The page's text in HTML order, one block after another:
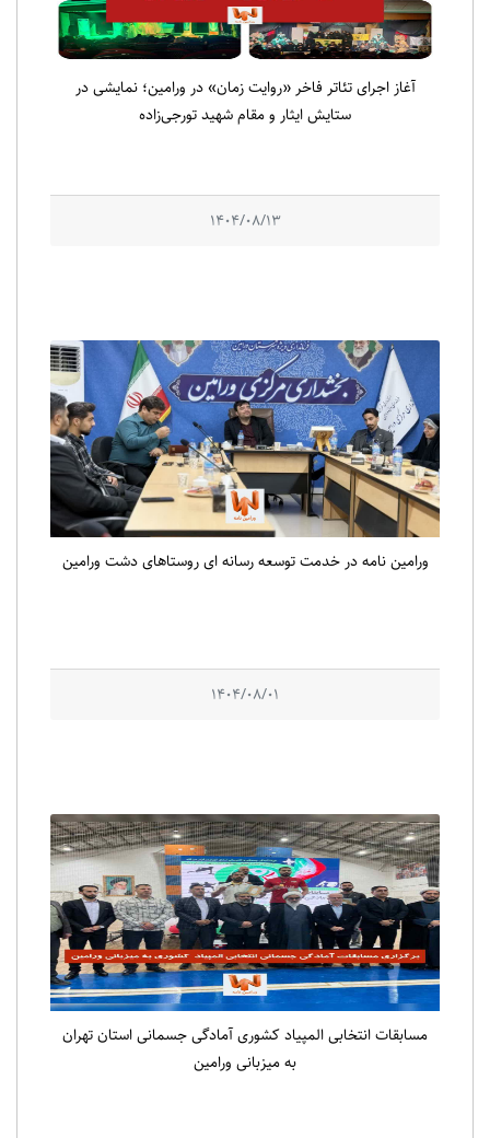
آغاز اجرای تئاتر فاخر «روایت زمان» در ورامین؛ نمایشی در
ستایش ایثار و مقام شهید تورجی‌زاده
1404/08/13
ورامین نامه در خدمت توسعه رسانه ای روستاهای دشت ورامین
1404/08/01
مسابقات انتخابی المپیاد کشوری آمادگی جسمانی استان تهران
به میزبانی ورامین